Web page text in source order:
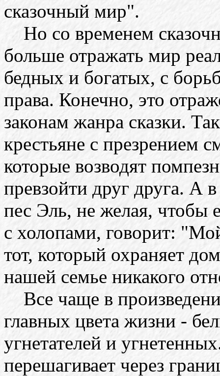
сказочный мир".
Но со временем
больше отражать мир
бедных и богатых, с
права. Конечно, это
законам жанра сказки.
крестьяне с презрением
которые возводят
превзойти друг друга. А
пес Эль, не желая, чтобы
с холопами, говорит:
тот, который охраняет
нашей семье никакого
Все чаще в
главных цвета жизни -
угнетателей и
перешагивает через